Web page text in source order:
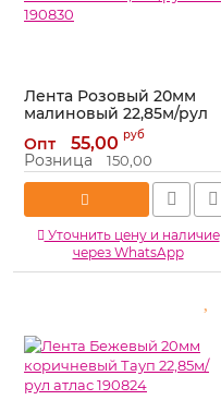
Лента Розовый 20мм
малиновый 22,85м/рул
атлас 190830
Артикул: 190830
Опт 55,00 руб
Розница 150,00
Уточнить цену и наличие
через WhatsApp